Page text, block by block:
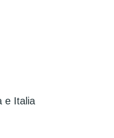
e Italia